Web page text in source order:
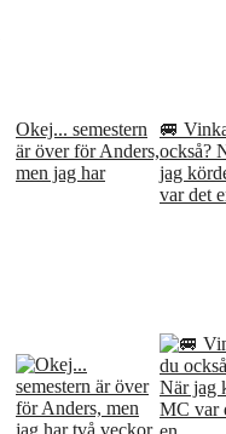
Okej... semestern
är över för Anders,
men jag har
🚐
också?
jag
var det